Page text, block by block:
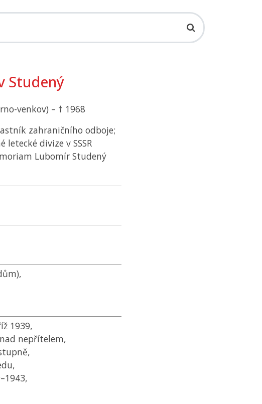
Studený
venkov) – † 1968
zahraničního odboje;
letecké divize v SSSR
Lubomír Studený
1939,
nepřítelem,